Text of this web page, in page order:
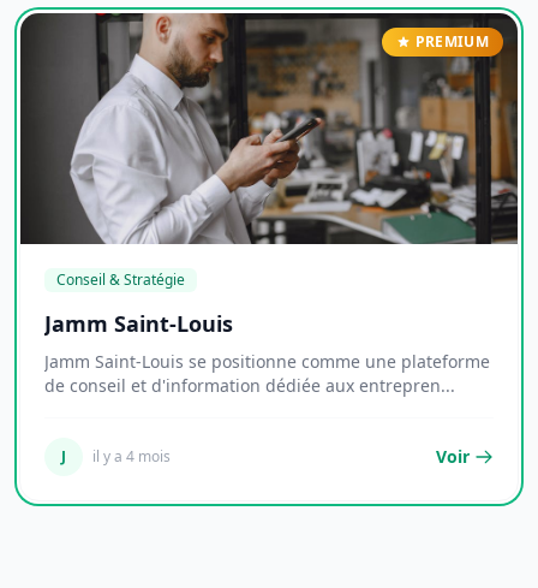
PREMIUM
Conseil & Stratégie
Jamm Saint-Louis
Jamm Saint-Louis se positionne comme une plateforme
de conseil et d'information dédiée aux entrepren...
J il y a 4 mois Voir